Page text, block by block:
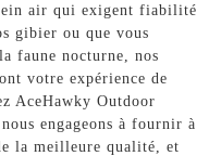
air qui exigent fiabilité
gibier ou que vous
faune nocturne, nos
votre expérience de
AceHawky Outdoor
engageons à fournir à
la meilleure qualité, et